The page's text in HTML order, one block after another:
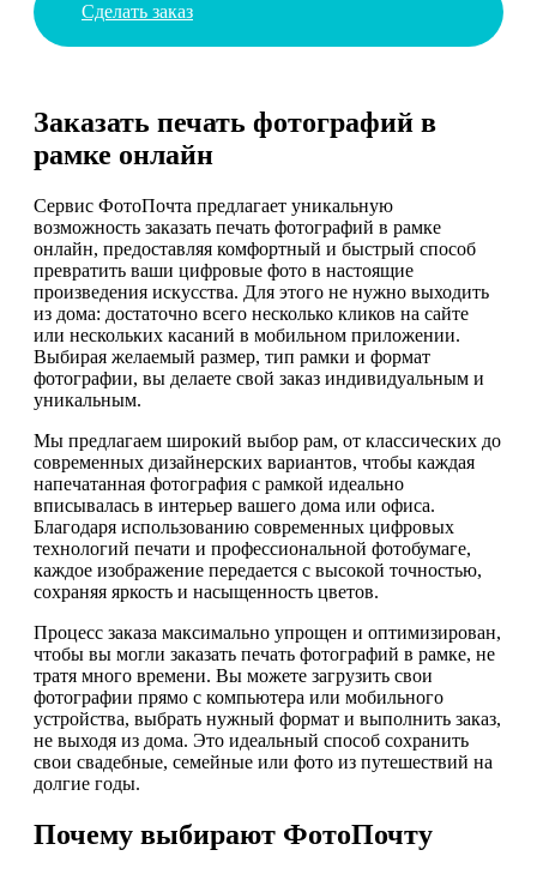
Сделать заказ
Заказать печать фотографий в
рамке онлайн
Сервис ФотоПочта предлагает уникальную
возможность заказать печать фотографий в рамке
онлайн, предоставляя комфортный и быстрый способ
превратить ваши цифровые фото в настоящие
произведения искусства. Для этого не нужно выходить
из дома: достаточно всего несколько кликов на сайте
или нескольких касаний в мобильном приложении.
Выбирая желаемый размер, тип рамки и формат
фотографии, вы делаете свой заказ индивидуальным и
уникальным.
Мы предлагаем широкий выбор рам, от классических до
современных дизайнерских вариантов, чтобы каждая
напечатанная фотография с рамкой идеально
вписывалась в интерьер вашего дома или офиса.
Благодаря использованию современных цифровых
технологий печати и профессиональной фотобумаге,
каждое изображение передается с высокой точностью,
сохраняя яркость и насыщенность цветов.
Процесс заказа максимально упрощен и оптимизирован,
чтобы вы могли заказать печать фотографий в рамке, не
тратя много времени. Вы можете загрузить свои
фотографии прямо с компьютера или мобильного
устройства, выбрать нужный формат и выполнить заказ,
не выходя из дома. Это идеальный способ сохранить
свои свадебные, семейные или фото из путешествий на
долгие годы.
Почему выбирают ФотоПочту